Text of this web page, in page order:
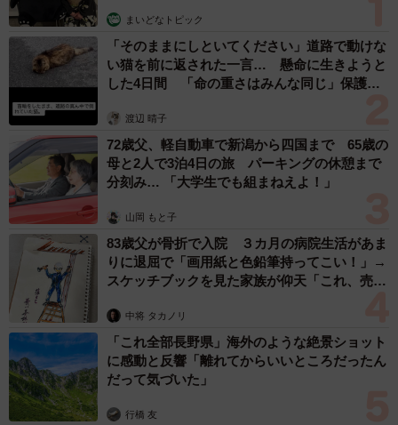
4/16
保護当時、母屋で隔離生活が始まったキキさん（画像提供：三田尻さ
家に着くと、キキさんの体調が回復するまで先住の犬猫た
ちと接触させないよう、別棟の母屋にケージを組み立てて
過ごしてもらうことにしました。手を動かしながら、飼い
「キキさんの生活スペースを整えていくうちに、我が家で
迎えることを決めていたように思います。日中は家人にキ
まいどなトピック
「そのままにしといてください」道路で動けな
い猫を前に返された一言… 懸命に生きようと
した4日間 「命の重さはみんな同じ」保護団
渡辺 晴子
72歳父、軽自動車で新潟から四国まで 65歳の
母と2人で3泊4日の旅 パーキングの休憩まで
分刻み… 「大学生でも組まねえよ！」
山岡 もと子
83歳父が骨折で入院 ３カ月の病院生活があま
りに退屈で「画用紙と色鉛筆持ってこい！」→
スケッチブックを見た家族が仰天「これ、売れ
中将 タカノリ
「これ全部長野県」海外のような絶景ショット
に感動と反響「離れてからいいところだったん
だって気づいた」
行橋 友